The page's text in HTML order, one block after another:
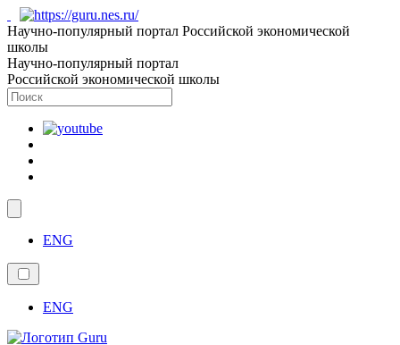
Научно-популярный портал Российской экономической
школы
Научно-популярный портал
Российской экономической школы
ENG
ENG